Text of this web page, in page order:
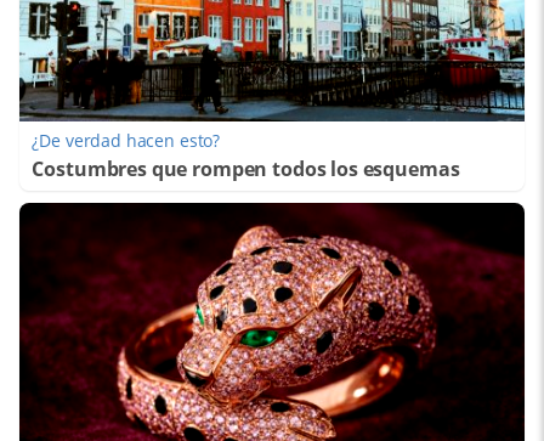
¿De verdad hacen esto?
Costumbres que rompen todos los esquemas